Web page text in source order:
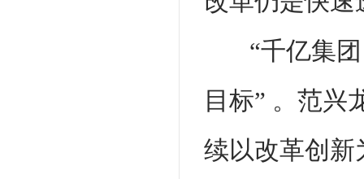
“千亿集
目标” 。范兴
续以改革创新